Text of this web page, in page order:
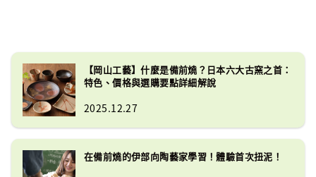
【岡山工藝】什麼是備前燒？日本六大古窯之首：
特色、價格與選購要點詳細解說
2025.12.27
在備前燒的伊部向陶藝家學習！體驗首次扭泥！